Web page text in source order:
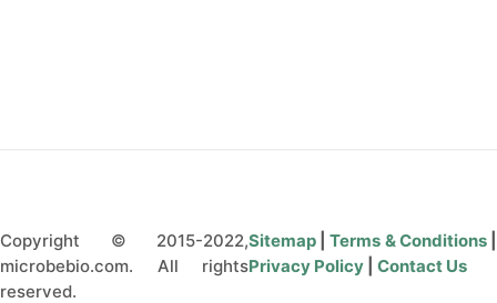
Copyright © 2015-2022,
microbebio.com. All rights
reserved.
Sitemap Terms & Conditions
Privacy Policy
Contact Us